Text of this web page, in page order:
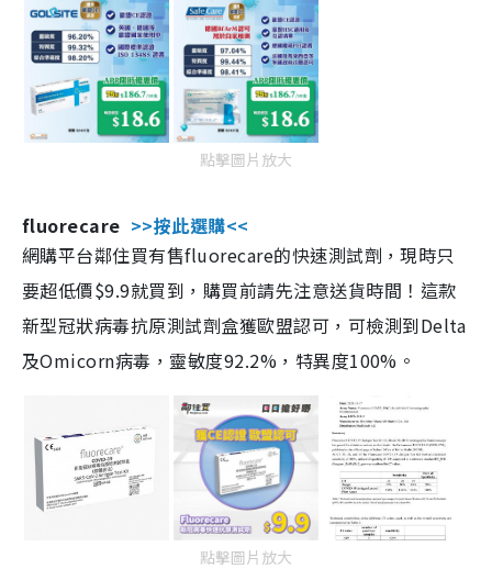
點擊圖片放大
fluorecare >>按此選購<<
網購平台鄰住買有售fluorecare的快速測試劑，現時只
要超低價$9.9就買到，購買前請先注意送貨時間！這款
新型冠狀病毒抗原測試劑盒獲歐盟認可，可檢測到Delta
及Omicorn病毒，靈敏度92.2%，特異度100%。
點擊圖片放大